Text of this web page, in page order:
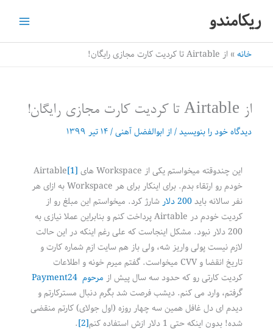
ریکامندو
خانه از Airtable تا کردیت کارت مجازی رایگان!
از Airtable تا کردیت کارت مجازی رایگان!
دیدگاه‌ خود را بنویسید/ از ابوالفضل آهنی/۱۴ تیر ۱۳۹۹
این چندوقته میخواستم یکی از Workspace های [1]
Airtable
خودم رو ارتقاء بدم. برای اینکار برای هر Workspace به ازای هر
نفر سالانه باید200 دلار
شارژ کرد. میخواستم این مبلغ رو از
کردیت خودم در Airtable پرداخت کنم و بنابراین عملا نیازی به
200 دلار نبود. مشکل اینجاست که علی رغم اینکه در این حالت
لازم نیست پولی واریز شه، ولی باز هم سایت ازم شماره کارت و
تاریخ انقضا و CVV میخواست. گفتم میرم خونه و اطلاعات
کردیت کارتی رو که حدود سه سال پیش از مرحوم Payment24
گرفتم، وارد می کنم. دیشب فرصت شد بگرم دنبال مسترکارتم و
دیدم ای دل غافل همین سه چهار روزه (اول جولای) کارتم منقضی
شده! بدون اینکه حتی 1 دلار ازش استفاده کنم
[2]
.